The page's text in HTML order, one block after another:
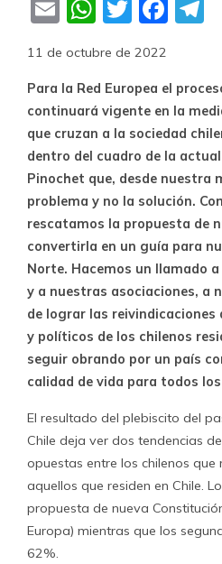
Email Twitter
11 de octubre de 2022
Para la Red Europea el
continuará vigente en la
que cruzan a la sociedad
dentro del cuadro de la
Pinochet que, desde nuestra
problema y no la solución.
rescatamos la propuesta de
convertirla en un guía para
Norte. Hacemos un llamado
y a nuestras asociaciones, a
de lograr las reivindicaciones
y políticos de los chilenos
seguir obrando por un país
calidad de vida para todos
El resultado del plebiscito del
Chile deja ver dos tendencias
opuestas entre los chilenos
aquellos que residen en Chile.
propuesta de nueva
Europa) mientras que los
62%.